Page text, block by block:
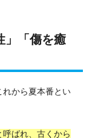
」「傷を癒
れから夏本番とい
ばれ、古くから